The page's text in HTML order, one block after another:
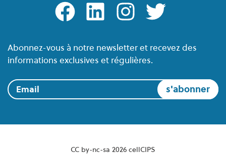
facebooklinkedin instagramtwitter
Abonnez-vous à notre newsletter et recevez des
informations exclusives et régulières.
Email
CC by-nc-sa 2026 cellCIPS